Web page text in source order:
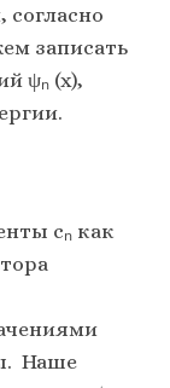
записать
ψₙ (x),
cₙ как
Наше